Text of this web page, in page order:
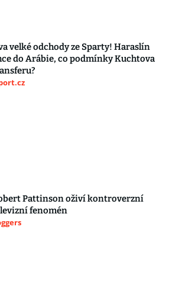
velké odchody ze Sparty! Haraslín
do Arábie, co podmínky Kuchtova
Pattinson oživí kontroverzní
fenomén